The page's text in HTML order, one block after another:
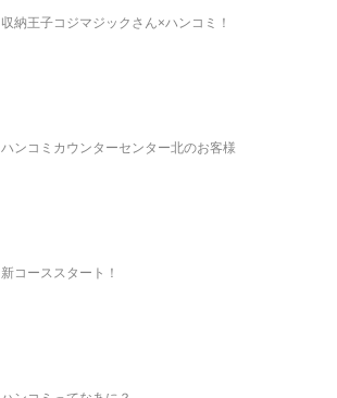
収納王子コジマジックさん×ハンコミ！
ハンコミカウンターセンター北のお客様
新コーススタート！